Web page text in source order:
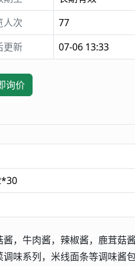
人次
77
更新
07-06 13:33
询价
，牛肉酱，辣椒酱，鹿茸菇
味系列，米线面条等调味酱